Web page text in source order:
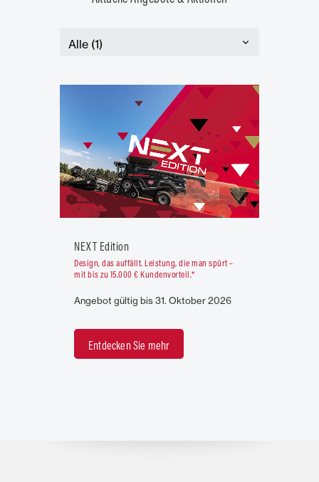
NEXT Edition
Design, das auffällt. Leistung, die man spürt –
mit bis zu 15.000 € Kundenvorteil.*
Angebot gültig bis 31. Oktober 2026
Entdecken Sie mehr